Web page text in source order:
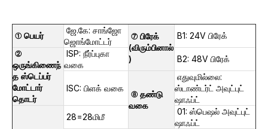
① பெயர்
ஜே.கே: சாங்ஜோ
ஜொங்மோட்டர்
⑦ பிரேக்
(விரும்பினால்
)
B1: 24V பிரேக்
②
ஒருங்கிணைந்
த ஸ்டெப்பர்
மோட்டார்
தொடர்
ISP: நீர்ப்புகா
வகை
B2: 48V பிரேக்
ISC: பிளக் வகை
⑧ தண்டு
வகை
எதுவுமில்லை:
ஸ்டாண்டர்ட் அவுட்புட்
ஷாஃப்ட்
28=28மிமீ
01: ஸ்பெஷல் அவுட்புட்
ஷாஃப்ட்